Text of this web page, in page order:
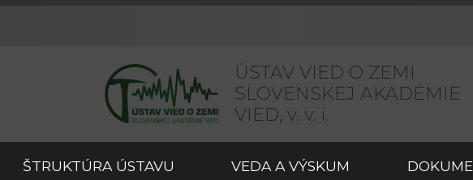
ÚSTAV VIED O ZEMI
SLOVENSKEJ AKADÉMIE
VIED, v. v. i.
ŠTRUKTÚRA ÚSTAVU VEDA A VÝSKUM